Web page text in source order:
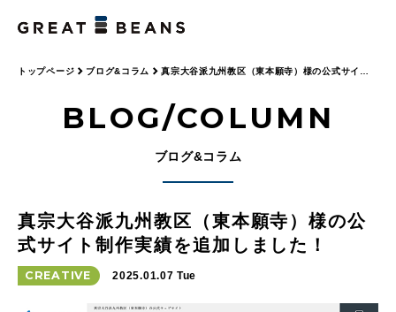
トップページ ブログ&コラム
真宗大谷派九州教区（東本願寺）様の公式サイト
BLOG/COLUMN
ブログ&コラム
真宗大谷派九州教区（東本願寺）様の公
式サイト制作実績を追加しました！
CREATIVE 2025.01.07 Tue